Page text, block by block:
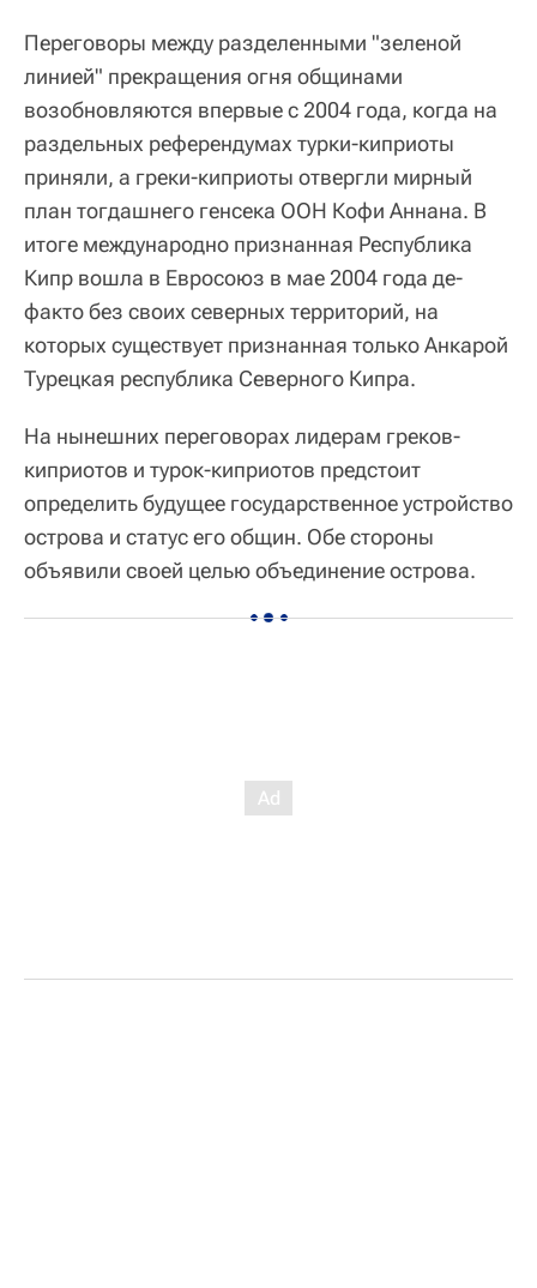
Переговоры между разделенными "зеленой
линией" прекращения огня общинами
возобновляются впервые с 2004 года, когда на
раздельных референдумах турки-киприоты
приняли, а греки-киприоты отвергли мирный
план тогдашнего генсека ООН Кофи Аннана. В
итоге международно признанная Республика
Кипр вошла в Евросоюз в мае 2004 года де-
факто без своих северных территорий, на
которых существует признанная только Анкарой
Турецкая республика Северного Кипра.
На нынешних переговорах лидерам греков-
киприотов и турок-киприотов предстоит
определить будущее государственное устройство
острова и статус его общин. Обе стороны
объявили своей целью объединение острова.